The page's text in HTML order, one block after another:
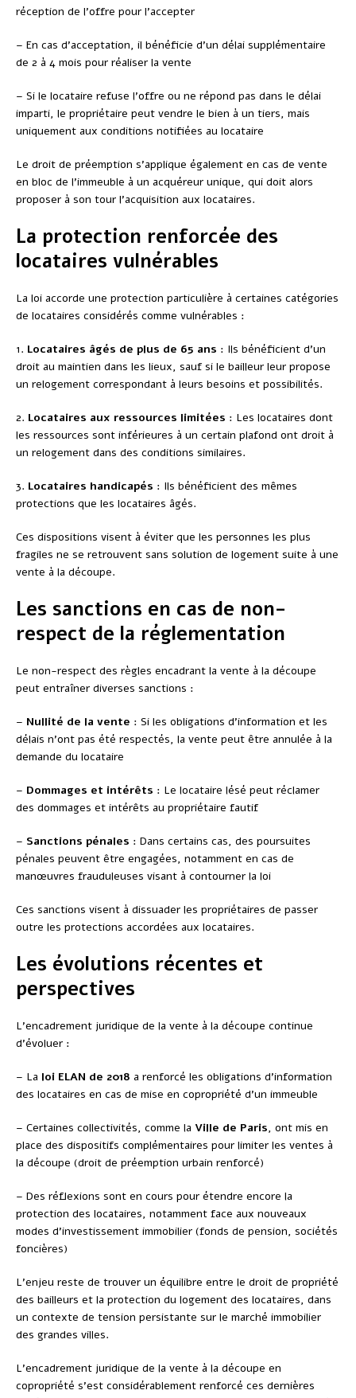
réception de l’offre pour l’accepter
– En cas d’acceptation, il bénéficie d’un délai supplémentaire
de 2 à 4 mois pour réaliser la vente
– Si le locataire refuse l’offre ou ne répond pas dans le délai
imparti, le propriétaire peut vendre le bien à un tiers, mais
uniquement aux conditions notifiées au locataire
Le droit de préemption s’applique également en cas de vente
en bloc de l’immeuble à un acquéreur unique, qui doit alors
proposer à son tour l’acquisition aux locataires.
La protection renforcée des
locataires vulnérables
La loi accorde une protection particulière à certaines catégories
de locataires considérés comme vulnérables :
1. Locataires âgés de plus de 65 ans : Ils bénéficient d’un
droit au maintien dans les lieux, sauf si le bailleur leur propose
un relogement correspondant à leurs besoins et possibilités.
2. Locataires aux ressources limitées : Les locataires dont
les ressources sont inférieures à un certain plafond ont droit à
un relogement dans des conditions similaires.
3. Locataires handicapés : Ils bénéficient des mêmes
protections que les locataires âgés.
Ces dispositions visent à éviter que les personnes les plus
fragiles ne se retrouvent sans solution de logement suite à une
vente à la découpe.
Les sanctions en cas de non-
respect de la réglementation
Le non-respect des règles encadrant la vente à la découpe
peut entraîner diverses sanctions :
– Nullité de la vente : Si les obligations d’information et les
délais n’ont pas été respectés, la vente peut être annulée à la
demande du locataire
– Dommages et intérêts : Le locataire lésé peut réclamer
des dommages et intérêts au propriétaire fautif
– Sanctions pénales : Dans certains cas, des poursuites
pénales peuvent être engagées, notamment en cas de
manœuvres frauduleuses visant à contourner la loi
Ces sanctions visent à dissuader les propriétaires de passer
outre les protections accordées aux locataires.
Les évolutions récentes et
perspectives
L’encadrement juridique de la vente à la découpe continue
d’évoluer :
– La loi ELAN de 2018 a renforcé les obligations d’information
des locataires en cas de mise en copropriété d’un immeuble
– Certaines collectivités, comme la Ville de Paris, ont mis en
place des dispositifs complémentaires pour limiter les ventes à
la découpe (droit de préemption urbain renforcé)
– Des réflexions sont en cours pour étendre encore la
protection des locataires, notamment face aux nouveaux
modes d’investissement immobilier (fonds de pension, sociétés
foncières)
L’enjeu reste de trouver un équilibre entre le droit de propriété
des bailleurs et la protection du logement des locataires, dans
un contexte de tension persistante sur le marché immobilier
des grandes villes.
L’encadrement juridique de la vente à la découpe en
copropriété s’est considérablement renforcé ces dernières